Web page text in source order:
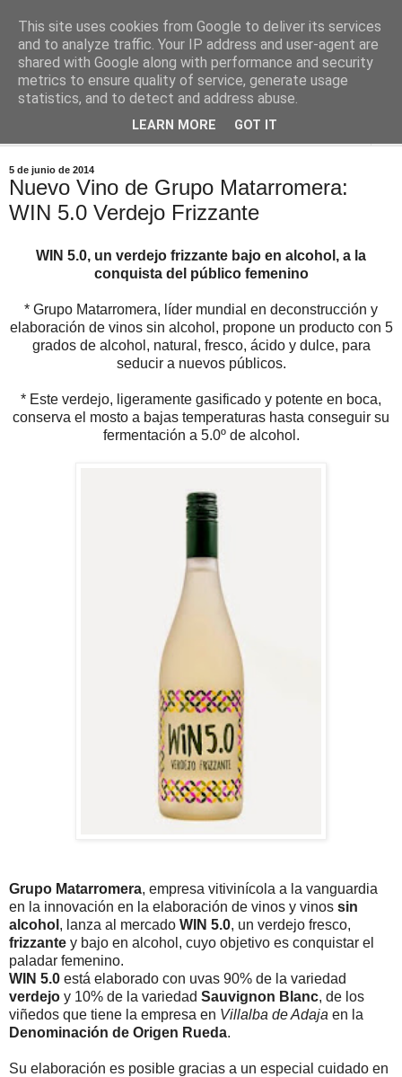
Comoju
La Cocina del Día a Día y el día a día de la Gastronomía
5 de junio de 2014
Nuevo Vino de Grupo Matarromera:
WIN 5.0 Verdejo Frizzante
WIN 5.0, un verdejo frizzante bajo en alcohol, a la
conquista del público femenino
* Grupo Matarromera, líder mundial en deconstrucción y
elaboración de vinos sin alcohol, propone un producto con 5
grados de alcohol, natural, fresco, ácido y dulce, para
seducir a nuevos públicos.
* Este verdejo, ligeramente gasificado y potente en boca,
conserva el mosto a bajas temperaturas hasta conseguir su
fermentación a 5.0º de alcohol.
Grupo Matarromera, empresa vitivinícola a la vanguardia
en la innovación en la elaboración de vinos y vinos sin
alcohol , lanza al mercado WIN 5.0, un verdejo fresco,
frizzante y bajo en alcohol, cuyo objetivo es conquistar el
paladar femenino.
WIN 5.0 está elaborado con uvas 90% de la variedad
verdejo y 10% de la variedad Sauvignon Blanc, de los
viñedos que tiene la empresa en Villalba de Adaja en la
Denominación de Origen Rueda.
Su elaboración es posible gracias a un especial cuidado en
This site uses cookies from Google to deliver its services
and to analyze traffic. Your IP address and user-agent are
shared with Google along with performance and security
metrics to ensure quality of service, generate usage
statistics, and to detect and address abuse.
LEARN MORE GOT IT